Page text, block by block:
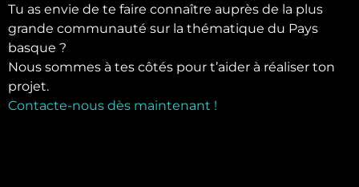
Tu as envie de te faire connaître auprès de la plus
grande communauté sur la thématique du Pays
basque ?
Nous sommes à tes côtés pour t’aider à réaliser ton
projet.
Contacte-nous dès maintenant !